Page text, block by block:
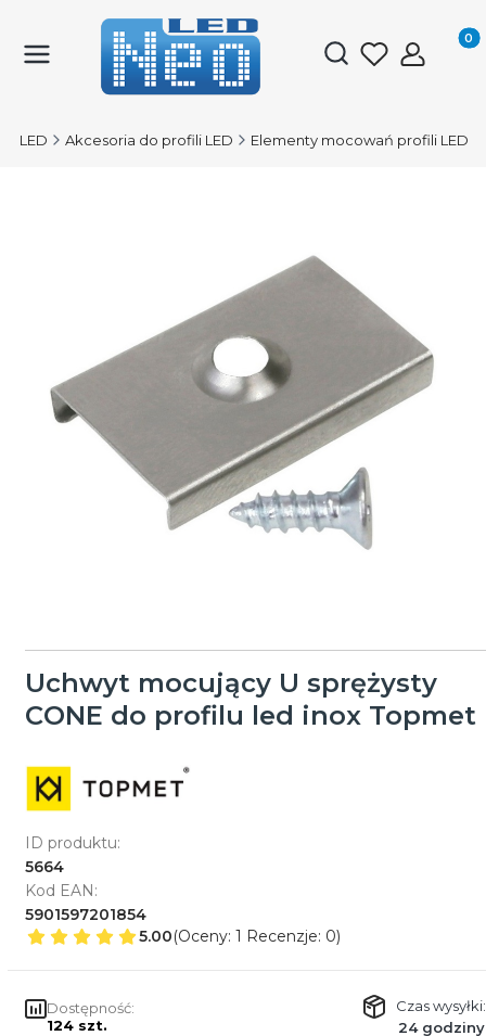
Otwórz
LED Akcesoria do profili LED Elementy mocowań profili LED
Uchwyt mocujący U sprężysty
CONE do profilu led inox Topmet
ID produktu:
5664
Kod EAN:
5901597201854
5.00(Oceny: 1 Recenzje: 0)
Dostępność:
124 szt.
Czas wysyłki:
24 godziny